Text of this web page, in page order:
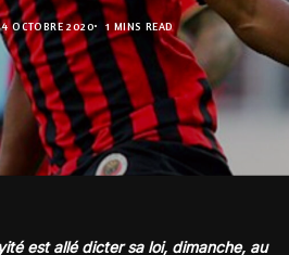
4 OCTOBRE 2020 1 MINS READ
est allé dicter sa loi, dimanche, au